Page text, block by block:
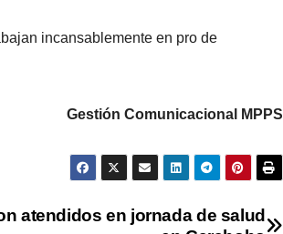
incansablemente en pro de
Gestión Comunicacional MPPS
atendidos en jornada de salud